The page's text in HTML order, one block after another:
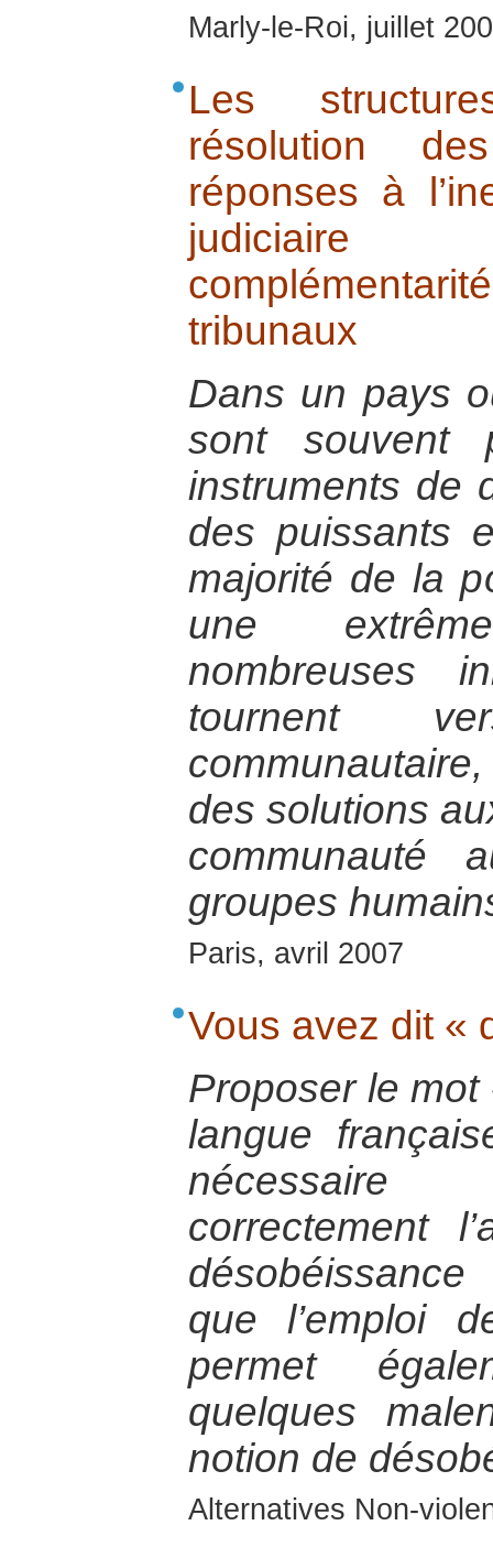
Marly-le-Roi, juillet
Les
résolution
réponses à
judiciaire
tribunaux
Dans un pays
sont souvent
instruments de
des puissants
majorité de la
une
nombreuses
tournent
des solutions
communauté
groupes
Paris, avril 2007
Vous avez dit «
Proposer le
langue
correctement
que l’emploi
permet
quelques
notion de
Alternatives Non-